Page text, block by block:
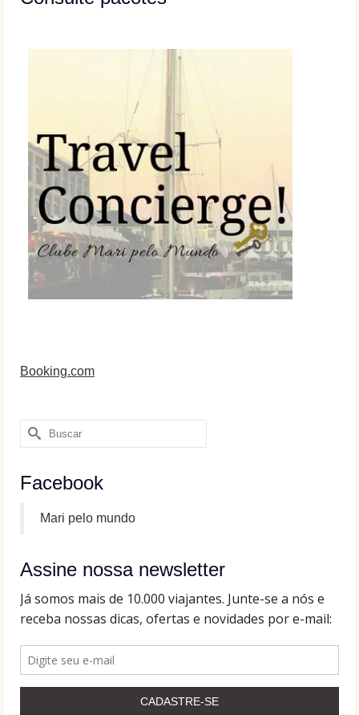
Booking.com
Buscar
por:
Facebook
Mari pelo mundo
Assine nossa newsletter